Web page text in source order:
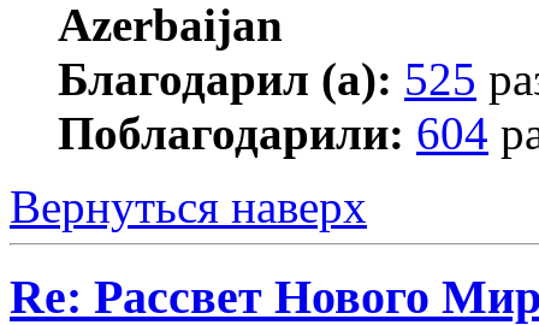
Благодарил (а): 525
Поблагодарили: 604
Вернуться наверх
Re: Рассвет Нового